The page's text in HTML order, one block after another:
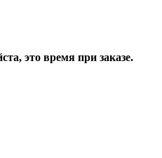
это время при заказе.